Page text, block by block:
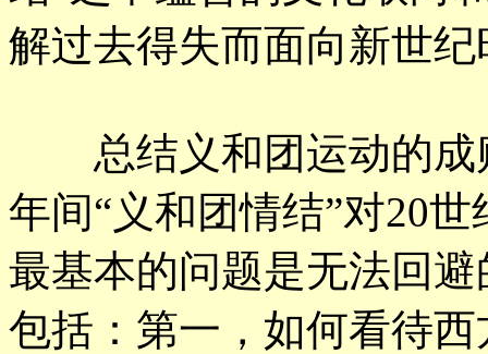
解过去得失而面向新世
总结义和团运动的成
年间“义和团情结”对20
最基本的问题是无法回
包括：第一，如何看待